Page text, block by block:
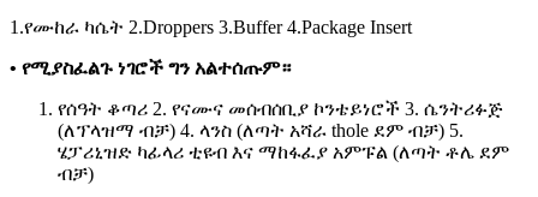
1.የሙከራ ካሴት 2.Droppers 3.Buffer 4.Package Insert
• የሚያስፈልጉ ነገሮች ግን አልተሰጡም።
የሰዓት ቆጣሪ 2. የናሙና መሰብሰቢያ ኮንቴይነሮች 3. ሴንትሪፉጅ
(ለፕላዝማ ብቻ) 4. ላንስ (ለጣት አሻራ thole ደም ብቻ) 5.
ሄፓሪኒዝድ ካፊላሪ ቲዩብ እና ማከፋፈያ አምፑል (ለጣት ቶሌ ደም
ብቻ)